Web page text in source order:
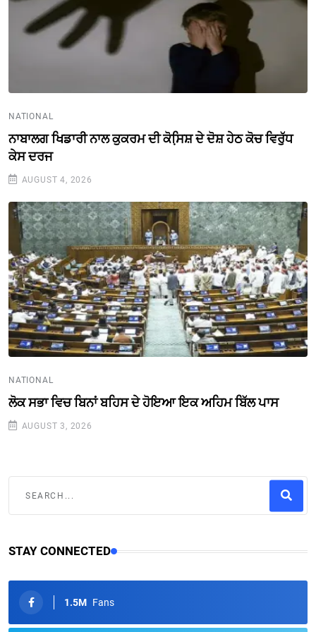
NATIONAL
ਨਾਬਾਲਗ ਖਿਡਾਰੀ ਨਾਲ ਕੁਕਰਮ ਦੀ ਕੋਸਿ਼ਸ਼ ਦੇ ਦੋਸ਼ ਹੇਠ ਕੋਚ ਵਿਰੁੱਧ
ਕੇਸ ਦਰਜ
AUGUST 4, 2026
NATIONAL
ਲੋਕ ਸਭਾ ਵਿਚ ਬਿਨਾਂ ਬਹਿਸ ਦੇ ਹੋਇਆ ਇਕ ਅਹਿਮ ਬਿੱਲ ਪਾਸ
AUGUST 3, 2026
STAY CONNECTED
1.5M Fans